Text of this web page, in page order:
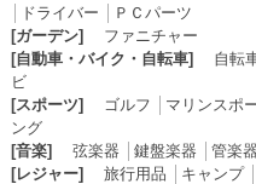
ドライバー
ＰＣパーツ
[ガーデン]
ファニチャー
[自動車・バイク・自転車]
自転
ビ
[スポーツ]
ゴルフ マリンスポ
ング
[音楽]
弦楽器 鍵盤楽器
管楽器
[レジャー]
旅行用品 キャンプ│